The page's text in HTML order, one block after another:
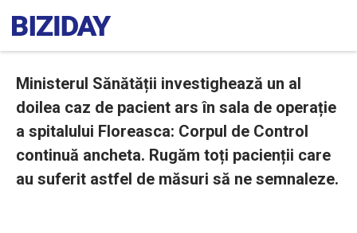
Ministerul Sănătății investighează un al
doilea caz de pacient ars în sala de operație
a spitalului Floreasca: Corpul de Control
continuă ancheta. Rugăm toți pacienții care
au suferit astfel de măsuri să ne semnaleze.